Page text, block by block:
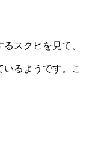
スクヒを見て、
るようです。こ